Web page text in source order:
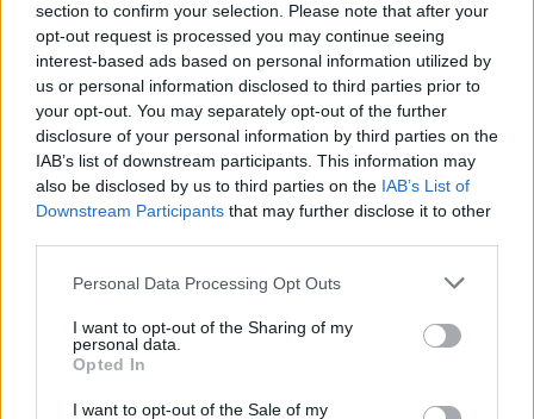
section to confirm your selection. Please note that after your
opt-out request is processed you may continue seeing
interest-based ads based on personal information utilized by
us or personal information disclosed to third parties prior to
your opt-out. You may separately opt-out of the further
disclosure of your personal information by third parties on the
IAB’s list of downstream participants. This information may
also be disclosed by us to third parties on the IAB’s List of
Downstream Participants that may further disclose it to other
Please note that this website/app uses one or more Google
not limited to your visit or usage behaviour. You may click to
grant or deny consent to Google and its third-party tags to
use your data for below specified purposes in below Google
consent section.
Personal Data Processing Opt Outs
I want to opt-out of the Sharing of my
personal data.
Opted In
I want to opt-out of the Sale of my
«Δώστε μας την ευκαιρία να παλέψουμε»:
Κολυμβητής με καρκίνο «λύγισε» σε ζωντανή
μετάδοση
06.08.2026 ΒΑΣΊΛΗΣ ΛΑΔΙΆΣ